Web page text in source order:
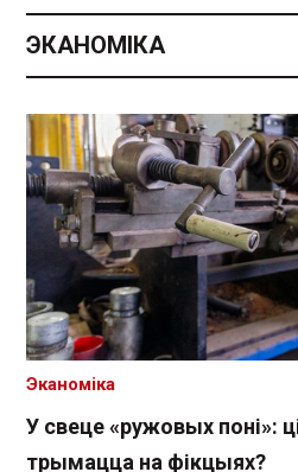
ЭКАНОМІКА
У свеце «ружовых поні»:
трымацца на фікцыях?
Эканоміка